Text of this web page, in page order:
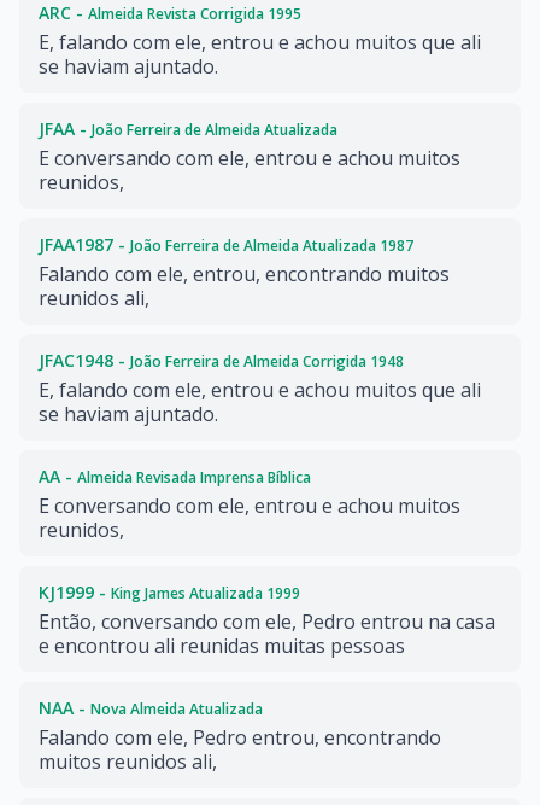
ARC - Almeida Revista Corrigida 1995
E, falando com ele, entrou e achou muitos que ali
se haviam ajuntado.
JFAA - João Ferreira de Almeida Atualizada
E conversando com ele, entrou e achou muitos
reunidos,
JFAA1987 - João Ferreira de Almeida Atualizada 1987
Falando com ele, entrou, encontrando muitos
reunidos ali,
JFAC1948 - João Ferreira de Almeida Corrigida 1948
E, falando com ele, entrou e achou muitos que ali
se haviam ajuntado.
AA - Almeida Revisada Imprensa Bíblica
E conversando com ele, entrou e achou muitos
reunidos,
KJ1999 - King James Atualizada 1999
Então, conversando com ele, Pedro entrou na casa
e encontrou ali reunidas muitas pessoas
NAA - Nova Almeida Atualizada
Falando com ele, Pedro entrou, encontrando
muitos reunidos ali,